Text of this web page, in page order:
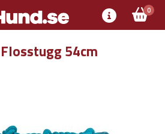
0
54cm